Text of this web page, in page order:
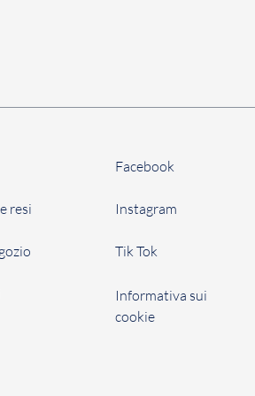
resi
Facebook
Instagram
Tik Tok
Informativa sui
cookie